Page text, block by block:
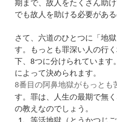
期まで、故人をたくさん助
でも故人を助ける必要がある
さて、六道のひとつに「地
す。もっとも罪深い人の行
下、8つに分けられていま
によって決められます。
8番目の阿鼻地獄がもっとも
す。罪は、人生の最期で無
の教えなのでしょう。